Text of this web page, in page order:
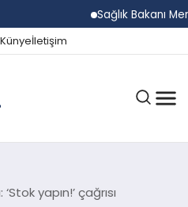
Sağlık Bakanı
Künyeİletişim
yapın!’ çağrısı